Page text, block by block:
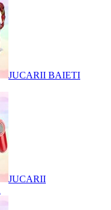
JUCARII BAIETI
JUCARII